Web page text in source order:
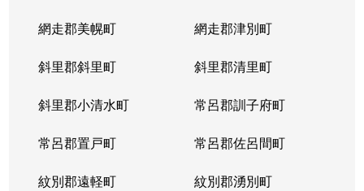
網走郡美幌町 網走郡津別町
斜里郡斜里町 斜里郡清里町
斜里郡小清水町 常呂郡訓子府町
常呂郡置戸町 常呂郡佐呂間町
紋別郡遠軽町 紋別郡湧別町